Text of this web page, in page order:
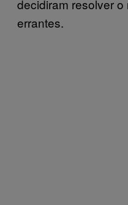
decidiram resolver
errantes.